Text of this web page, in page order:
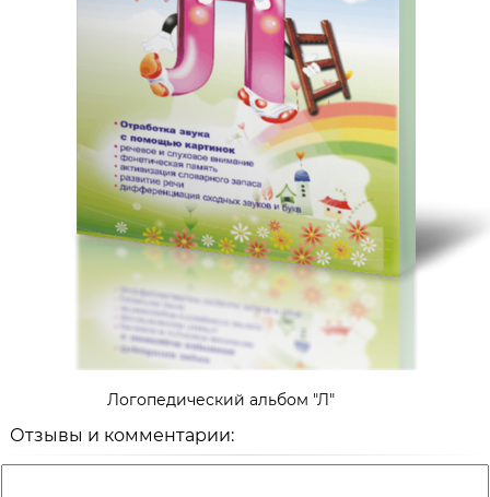
Логопедический альбом "Л"
Отзывы и комментарии: